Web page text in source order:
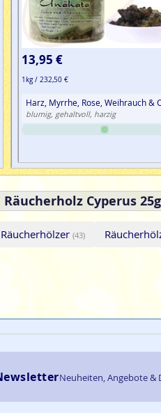
13,95 €
1kg / 232,50 €
Harz, Myrrhe, Rose, Weihrauch &
blumig, gehaltvoll, harzig
Cyperus
(43)
Neuheiten, Angebote &